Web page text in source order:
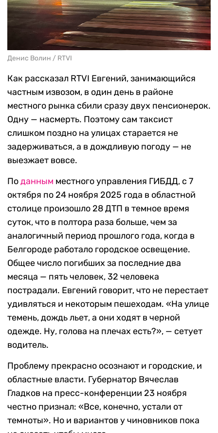
Денис Волин / RTVI
Как рассказал RTVI Евгений, занимающийся
частным извозом, в один день в районе
местного рынка сбили сразу двух пенсионерок.
Одну — насмерть. Поэтому сам таксист
слишком поздно на улицах старается не
задерживаться, а в дождливую погоду — не
выезжает вовсе.
Поданным местного управления ГИБДД, с 7
октября по 24 ноября 2025 года в областной
столице произошло 28 ДТП в темное время
суток, что в полтора раза больше, чем за
аналогичный период прошлого года, когда в
Белгороде работало городское освещение.
Общее число погибших за последние два
месяца — пять человек, 32 человека
пострадали. Евгений говорит, что не перестает
удивляться и некоторым пешеходам. «На улице
темень, дождь льет, а они ходят в черной
одежде. Ну, голова на плечах есть?», — сетует
водитель.
Проблему прекрасно осознают и городские, и
областные власти. Губернатор Вячеслав
Гладков на пресс-конференции 23 ноября
честно признал: «Все, конечно, устали от
темноты». Но и вариантов у чиновников пока